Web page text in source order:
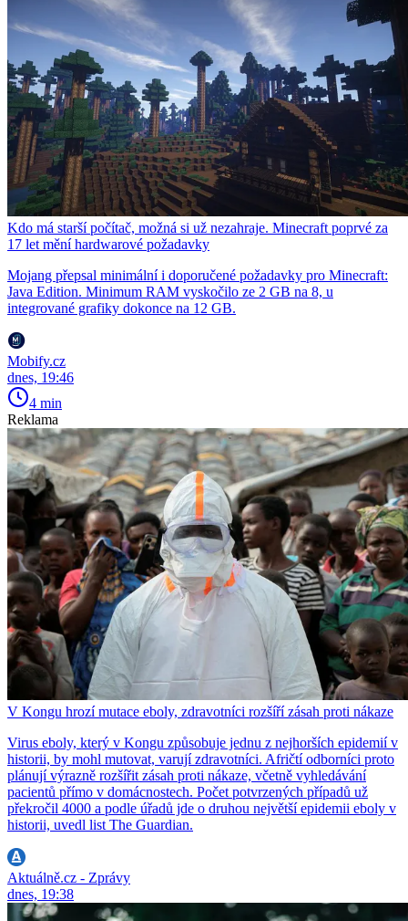
Kdo má starší počítač, možná si už nezahraje. Minecraft poprvé za
17 let mění hardwarové požadavky
Mojang přepsal minimální i doporučené požadavky pro Minecraft:
Java Edition. Minimum RAM vyskočilo ze 2 GB na 8, u
integrované grafiky dokonce na 12 GB.
Mobify.cz
dnes, 19:46
4 min
Reklama
V Kongu hrozí mutace eboly, zdravotníci rozšíří zásah proti nákaze
Virus eboly, který v Kongu způsobuje jednu z nejhorších epidemií v
historii, by mohl mutovat, varují zdravotníci. Afričtí odborníci proto
plánují výrazně rozšířit zásah proti nákaze, včetně vyhledávání
pacientů přímo v domácnostech. Počet potvrzených případů už
překročil 4000 a podle úřadů jde o druhou největší epidemii eboly v
historii, uvedl list The Guardian.
Aktuálně.cz - Zprávy
dnes, 19:38